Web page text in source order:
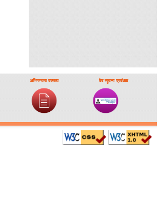
अभिगम्यता वक्तव्य वेब सूचना प्रबंधक